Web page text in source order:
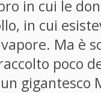
in cui le
in cui
Ma è
poco
gigantesco